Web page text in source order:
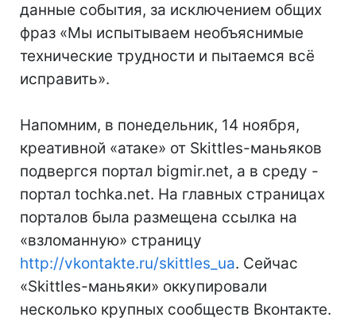
данные события, за исключением общих
фраз «Мы испытываем необъяснимые
технические трудности и пытаемся всё
исправить».
Напомним, в понедельник, 14 ноября,
креативной «атаке» от Skittles-маньяков
подвергся портал bigmir.net, а в среду -
портал tochka.net. На главных страницах
порталов была размещена ссылка на
«взломанную» страницу
http://vkontakte.ru/skittles_ua. Сейчас
«Skittles-маньяки» оккупировали
несколько крупных сообществ Вконтакте.